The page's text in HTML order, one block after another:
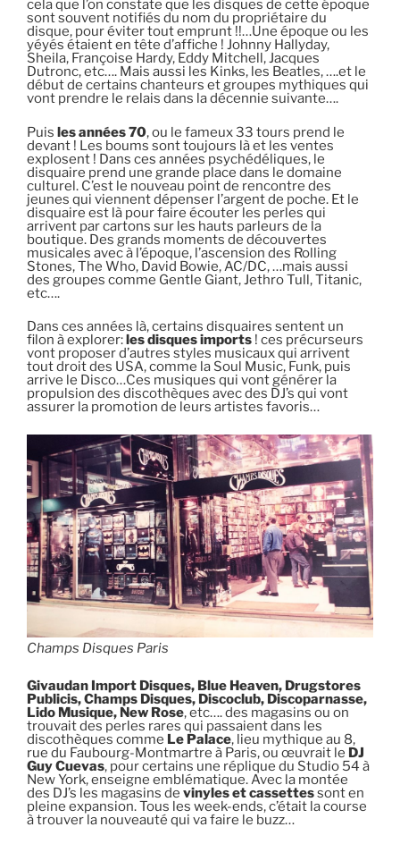
cela que l’on constate que les disques de cette époque
sont souvent notifiés du nom du propriétaire du
disque, pour éviter tout emprunt !!…Une époque ou les
yéyés étaient en tête d’affiche ! Johnny Hallyday,
Sheila, Françoise Hardy, Eddy Mitchell, Jacques
Dutronc, etc…. Mais aussi les Kinks, les Beatles, ….et le
début de certains chanteurs et groupes mythiques qui
vont prendre le relais dans la décennie suivante….
Puis les années 70, ou le fameux 33 tours prend le
devant ! Les boums sont toujours là et les ventes
explosent ! Dans ces années psychédéliques, le
disquaire prend une grande place dans le domaine
culturel. C’est le nouveau point de rencontre des
jeunes qui viennent dépenser l’argent de poche. Et le
disquaire est là pour faire écouter les perles qui
arrivent par cartons sur les hauts parleurs de la
boutique. Des grands moments de découvertes
musicales avec à l’époque, l’ascension des Rolling
Stones, The Who, David Bowie, AC/DC, …mais aussi
des groupes comme Gentle Giant, Jethro Tull, Titanic,
etc….
Dans ces années là, certains disquaires sentent un
filon à explorer:les disques imports ! ces précurseurs
vont proposer d’autres styles musicaux qui arrivent
tout droit des USA, comme la Soul Music, Funk, puis
arrive le Disco…Ces musiques qui vont générer la
propulsion des discothèques avec des DJ’s qui vont
assurer la promotion de leurs artistes favoris…
Champs Disques Paris
Givaudan Import Disques, Blue Heaven, Drugstores
Publicis, Champs Disques, Discoclub, Discoparnasse,
Lido Musique, New Rose, etc…. des magasins ou on
trouvait des perles rares qui passaient dans les
discothèques comme Le Palace, lieu mythique au 8,
rue du Faubourg-Montmartre à Paris, ou œuvrait le DJ
Guy Cuevas, pour certains une réplique du Studio 54 à
New York, enseigne emblématique. Avec la montée
des DJ’s les magasins de vinyles et cassettessont en
pleine expansion. Tous les week-ends, c’était la course
à trouver la nouveauté qui va faire le buzz…